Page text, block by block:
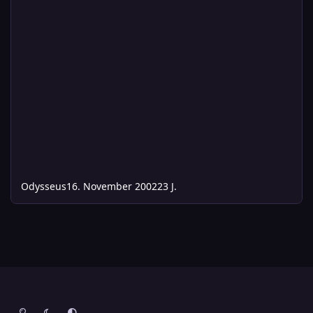
Odysseus16. November 200223 J.
Heller ModusDunkler ModusSystemeinstellung